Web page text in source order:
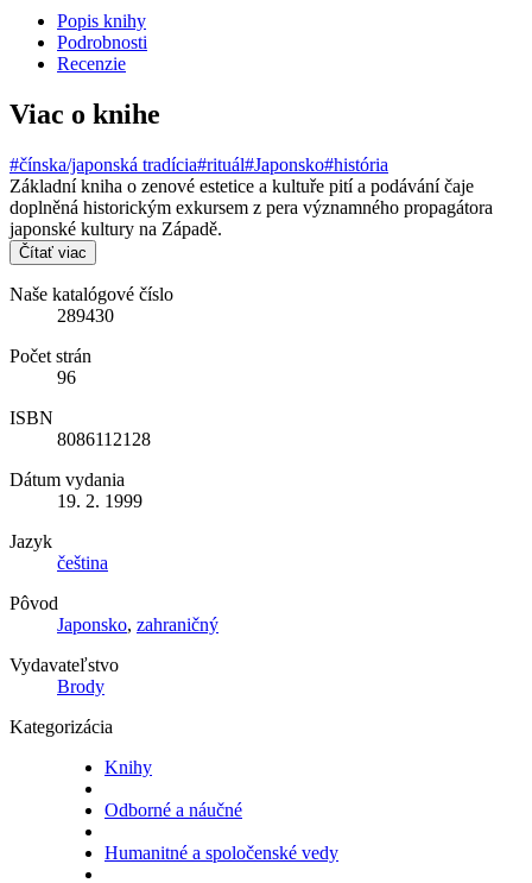
Popis knihy
Podrobnosti
Recenzie
Viac o knihe
#čínska/japonská tradícia#rituál#Japonsko#história
Základní kniha o zenové estetice a kultuře pití a podávání čaje
doplněná historickým exkursem z pera významného propagátora
japonské kultury na Západě.
Čítať viac
Naše katalógové číslo
289430
Počet strán
96
ISBN
8086112128
Dátum vydania
19. 2. 1999
Jazyk
čeština
Pôvod
Japonsko, zahraničný
Vydavateľstvo
Brody
Kategorizácia
Knihy
Odborné a náučné
Humanitné a spoločenské vedy